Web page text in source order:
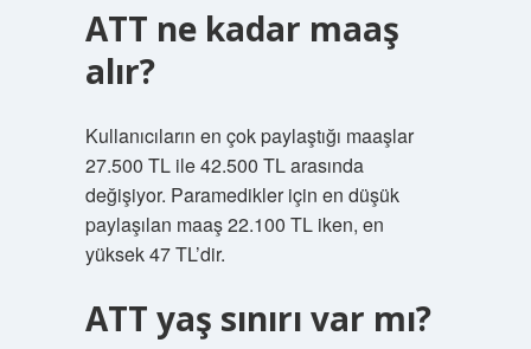
ATT ne kadar maaş
alır?
Kullanıcıların en çok paylaştığı maaşlar
27.500 TL ile 42.500 TL arasında
değişiyor. Paramedikler için en düşük
paylaşılan maaş 22.100 TL iken, en
yüksek 47 TL’dir.
ATT yaş sınırı var mı?